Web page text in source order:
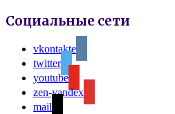
Социальные сети
vkontakte
twitter
youtube
zen-yandex
mail